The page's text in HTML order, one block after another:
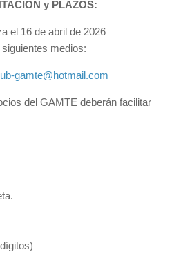
y PLAZOS:
el 16 de abril de 2026
medios:
gamte@hotmail.com
del GAMTE deberán facilitar